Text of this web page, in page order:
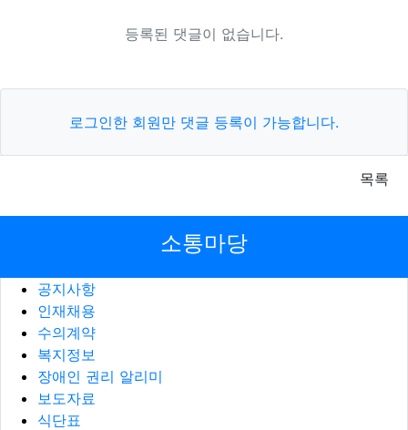
등록된 댓글이 없습니다.
로그인한 회원만 댓글 등록이 가능합니다.
목록
소통마당
공지사항
인재채용
수의계약
복지정보
장애인 권리 알리미
보도자료
식단표